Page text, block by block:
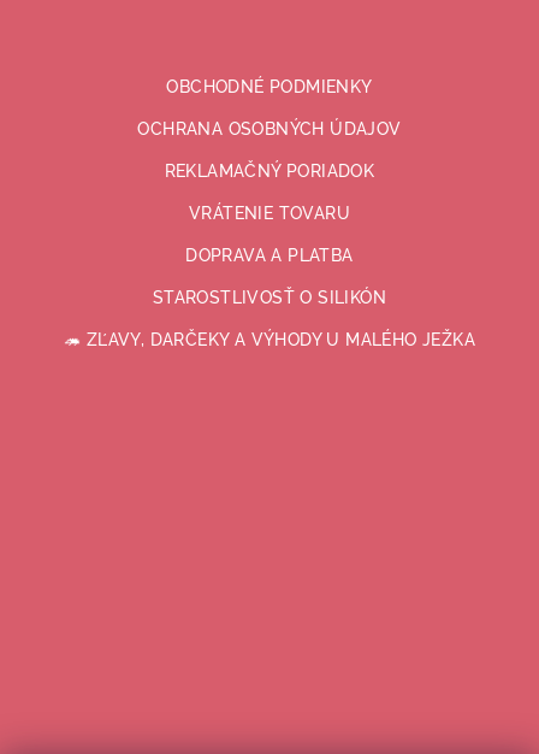
OBCHODNÉ PODMIENKY
OCHRANA OSOBNÝCH ÚDAJOV
REKLAMAČNÝ PORIADOK
VRÁTENIE TOVARU
DOPRAVA A PLATBA
STAROSTLIVOSŤ O SILIKÓN
🦔 ZĽAVY, DARČEKY A VÝHODY U MALÉHO JEŽKA